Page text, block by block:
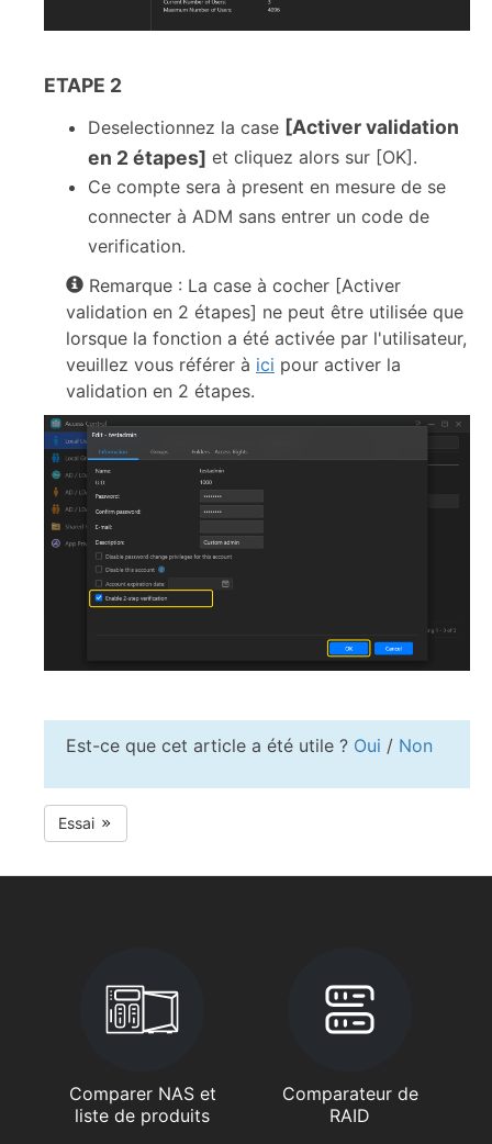
ETAPE 2
Deselectionnez la case [Activer validation
en 2 étapes] et cliquez alors sur [OK].
Ce compte sera à present en mesure de se
connecter à ADM sans entrer un code de
verification.
Remarque : La case à cocher [Activer
validation en 2 étapes] ne peut être utilisée que
lorsque la fonction a été activée par l'utilisateur,
veuillez vous référer à ici pour activer la
validation en 2 étapes.
Est-ce que cet article a été utile ? Oui / Non
Essai
Comparer NAS et
liste de produits
Comparateur de
RAID